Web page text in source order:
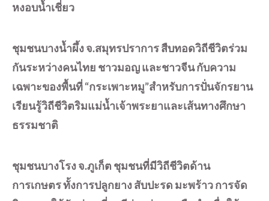
หงอบน้ำเชี่ยว
ชุมชนบางน้ำผึ้ง จ.สมุทรปราการ สืบทอดวิถีชีวิตร่วม
กันระหว่างคนไทย ชาวมอญ และชาวจีน กับความ
เฉพาะของพื้นที่ “กระเพาะหมู”สำหรับการปั่นจักรยาน
เรียนรู้วิถีชีวิตริมแม่น้ำเจ้าพระยาและเส้นทางศึกษา
ธรรมชาติ
ชุมชนบางโรง จ.ภูเก็ต ชุมชนที่มีวิถีชีวิตด้าน
การเกษตร ทั้งการปลูกยาง สับปะรด มะพร้าว การจัด